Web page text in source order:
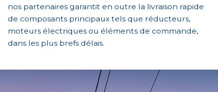
nos partenaires garantit en outre la livraison rapide
de composants principaux tels que réducteurs,
moteurs électriques ou éléments de commande,
dans les plus brefs délais.